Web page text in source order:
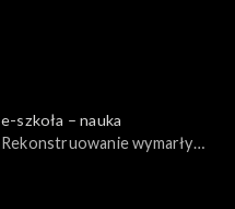
e-szkoła – nauka
Rekonstruowanie wymarłych